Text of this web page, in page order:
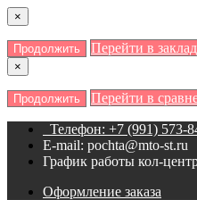
×
Продолжить Перейти в
×
Продолжить Перейти в
Телефон: +7 (991) 573-
E-mail: pochta@mto-st.ru
График работы кол-
Оформление заказа